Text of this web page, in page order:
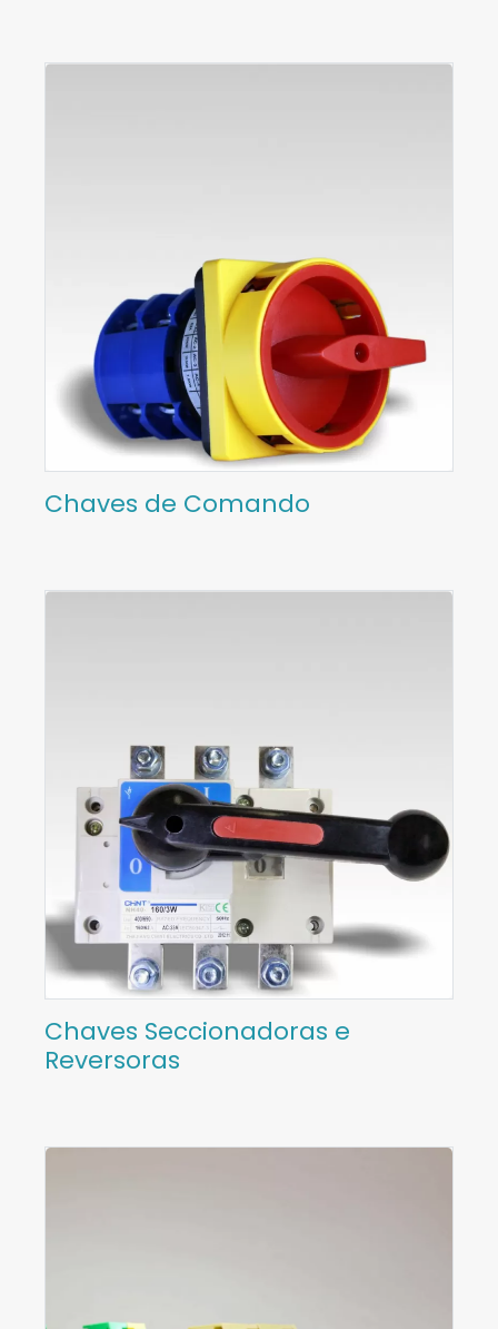
Chaves de Comando
Chaves Seccionadoras e
Reversoras